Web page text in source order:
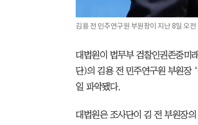
김용 전 민주연구원 부원장이 지난 8일 오
대법원이 법무부 검찰인권존중미
단)의 김용 전 민주연구원 부원장
일 파악됐다.
대법원은 조사단이 김 전 부원장